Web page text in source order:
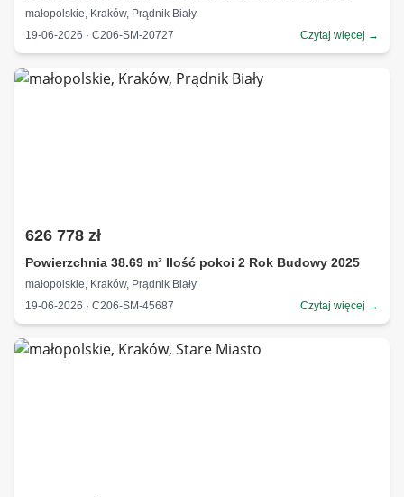
małopolskie, Kraków, Prądnik Biały
19-06-2026 · C206-SM-20727
Czytaj więcej →
626 778 zł
Powierzchnia 38.69 m² Ilość pokoi 2 Rok Budowy 2025
małopolskie, Kraków, Prądnik Biały
19-06-2026 · C206-SM-45687
Czytaj więcej →